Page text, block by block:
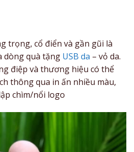
trọng, cổ điển và gần gũi là
dòng quà tặng USB da – vỏ da.
điệp và thương hiệu có thể
thông qua in ấn nhiều màu,
chìm/nổi logo